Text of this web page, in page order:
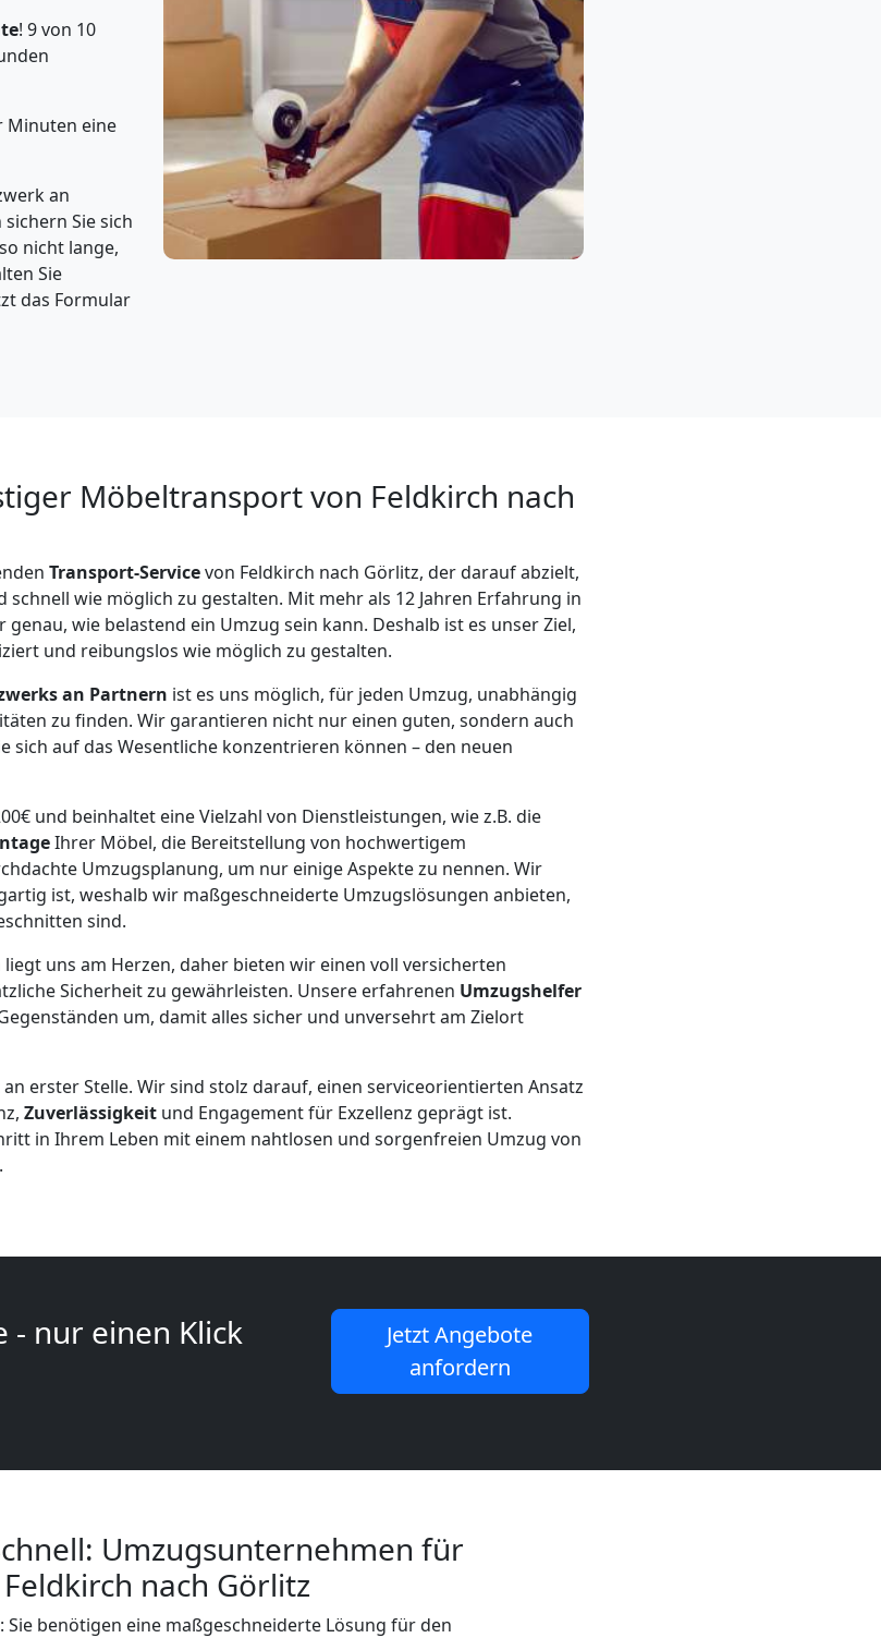
! 9 von 10
Minuten eine
an
Sie sich
nicht lange,
Sie
das Formular
Möbeltransport von Feldkirch nach
Transport-Servicevon Feldkirch nach Görlitz, der darauf abzielt,
wie möglich zu gestalten. Mit mehr als 12 Jahren Erfahrung in
genau, wie belastend ein Umzug sein kann. Deshalb ist es unser Ziel,
und reibungslos wie möglich zu gestalten.
an Partnern ist es uns möglich, für jeden Umzug, unabhängig
zu finden. Wir garantieren nicht nur einen guten, sondern auch
sich auf das Wesentliche konzentrieren können – den neuen
und beinhaltet eine Vielzahl von Dienstleistungen, wie z.B. die
Ihrer Möbel, die Bereitstellung von hochwertigem
Umzugsplanung, um nur einige Aspekte zu nennen. Wir
ist, weshalb wir maßgeschneiderte Umzugslösungen anbieten,
sind.
uns am Herzen, daher bieten wir einen voll versicherten
Sicherheit zu gewährleisten. Unsere erfahrenen Umzugshelfer
um, damit alles sicher und unversehrt am Zielort
erster Stelle. Wir sind stolz darauf, einen serviceorientierten Ansatz
Zuverlässigkeit und Engagement für Exzellenz geprägt ist.
in Ihrem Leben mit einem nahtlosen und sorgenfreien Umzug von
- nur einen Klick
Jetzt Angebote
anfordern
Umzugsunternehmen für
nach Görlitz
benötigen eine maßgeschneiderte Lösung für den